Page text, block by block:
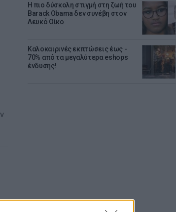
Η πιο δύσκολη στιγμή στη ζωή του
Barack Obama δεν συνέβη στον
Λευκό Οίκο
Καλοκαιρινές εκπτώσεις έως -
70% από τα μεγαλύτερα eshops
ένδυσης!